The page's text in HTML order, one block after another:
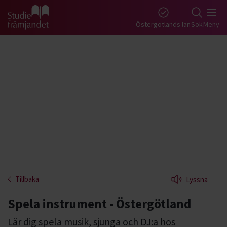
Gå till studiefrämjandets startsida Östergötlands länSökMeny
Tillbaka Lyssna
Spela instrument - Östergötland
Lär dig spela musik, sjunga och DJ:a hos